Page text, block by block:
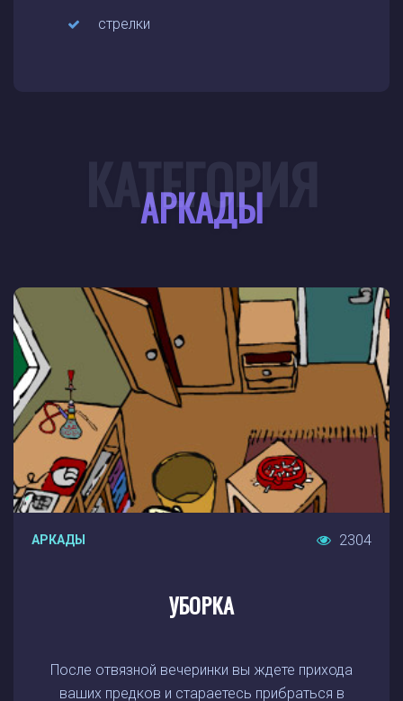
стрелки
АРКАДЫ
КАТЕГОРИЯ
АРКАДЫ 2304
УБОРКА
После отвязной вечеринки вы ждете прихода
ваших предков и стараетесь прибраться в